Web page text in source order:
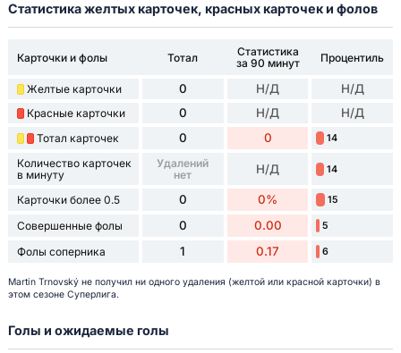
Статистика желтых карточек, красных карточек и фолов
Карточки и фолы Тотал
Статистика
за 90 минут
Процентиль
Желтые карточки 0 Н/Д Н/Д
Красные карточки 0 Н/Д Н/Д
Тотал карточек 0 0 14
Количество карточек
в минуту
Удалений
нет
Н/Д 14
Карточки более 0.5 0 0% 15
Совершенные фолы 0 0.00 5
Фолы соперника 1 0.17 6
Martin Trnovský не получил ни одного удаления (желтой или красной карточки) в
этом сезоне Суперлига.
Голы и ожидаемые голы